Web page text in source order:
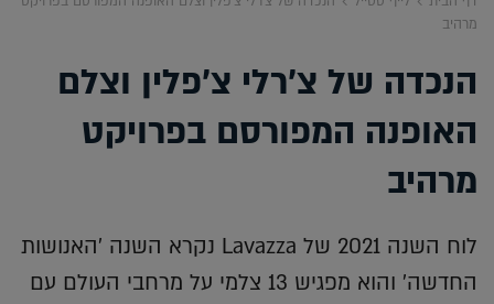
מרהיב
הנכדה של צ'רלי צ'פלין וצלם
האופנה המפורסם בפרויקט
מרהיב
לוח השנה 2021 של Lavazza נקרא השנה 'האנושות
החדשה' והוא מפגיש 13 צלמי על מרחבי העולם עם